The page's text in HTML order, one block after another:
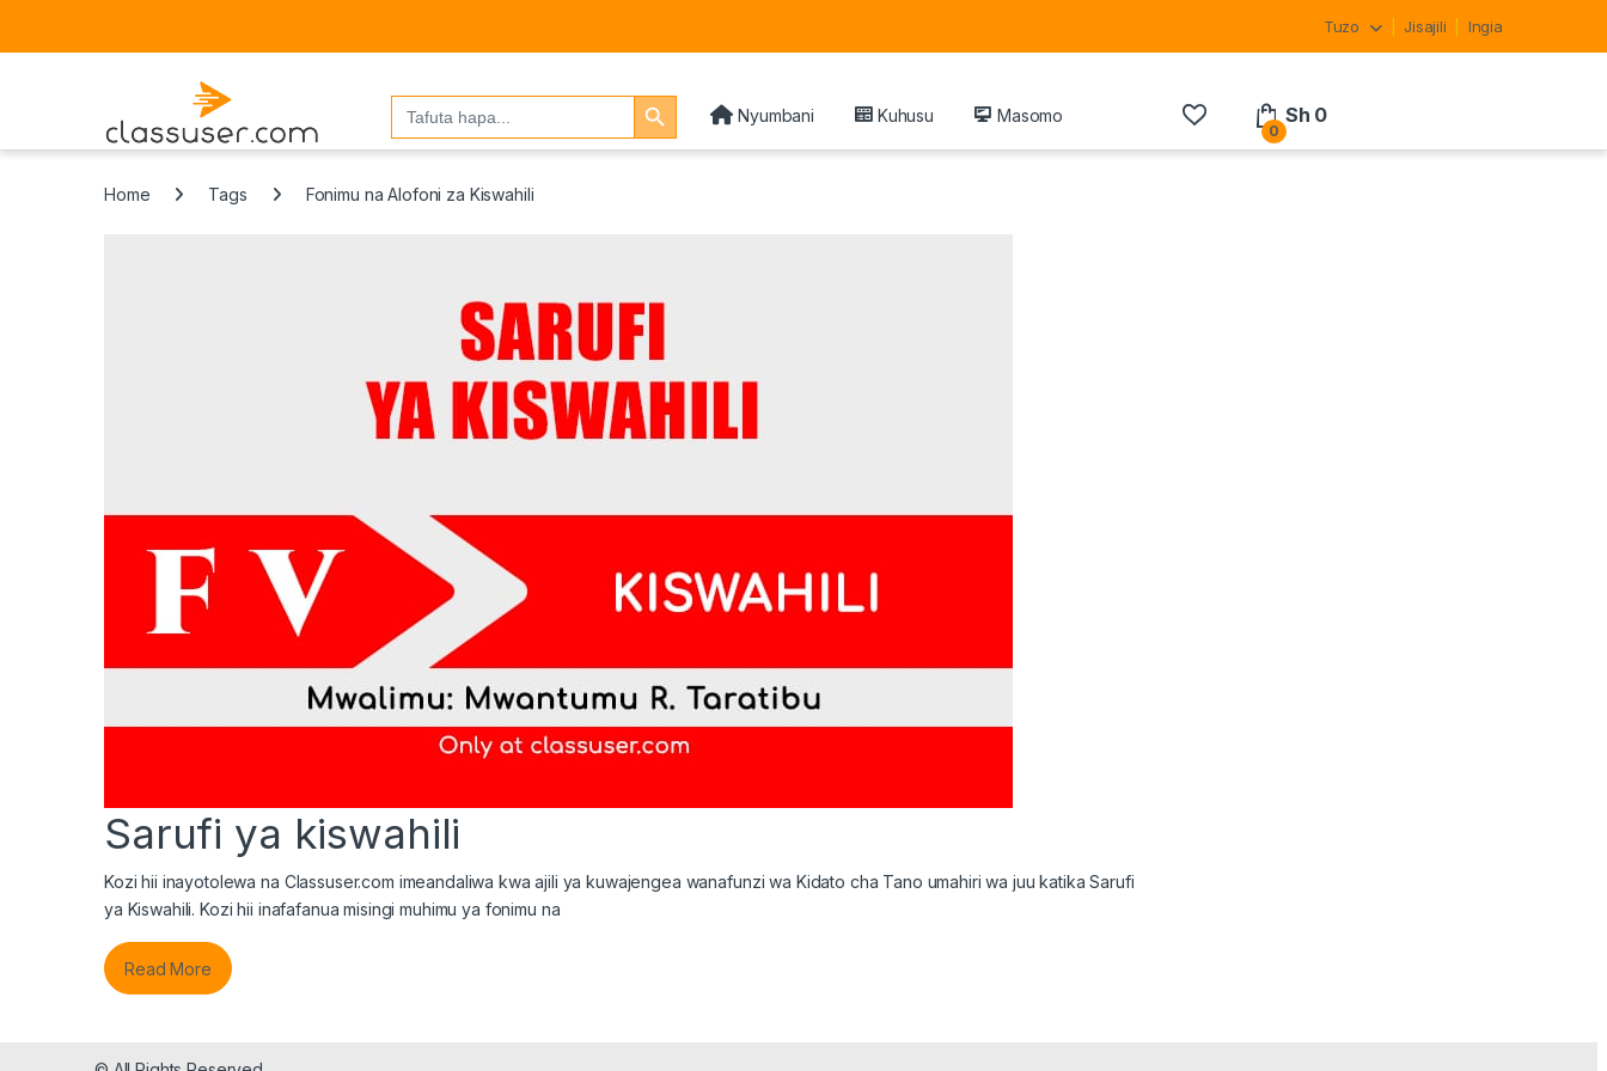
Tuzo Jisajili Ingia
Search
for:
Search Button
Nyumbani
Kuhusu Masomo
0
Sh 0
Home Tags Fonimu na Alofoni za Kiswahili
Sarufi ya kiswahili
Kozi hii inayotolewa na Classuser.com imeandaliwa kwa ajili ya kuwajengea wanafunzi wa Kidato cha Tano umahiri wa juu katika Sarufi
ya Kiswahili. Kozi hii inafafanua misingi muhimu ya fonimu na
Read More